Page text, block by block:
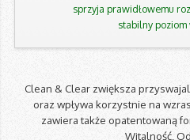
sprzyja prawidłowemu
stabilny poziom
Clean & Clear zwiększa
oraz wpływa korzystnie na
zawiera także opatentowaną
Witalność,